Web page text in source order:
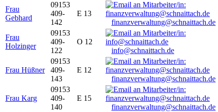
Frau
Gebhard
09153
409-
142
E 13
finanzverwaltung@schnaittach.de
Frau
Holzinger
09153
409-
122
O 12
info@schnaittach.de
Frau Hüßner
09153
409-
143
E 12
finanzverwaltung@schnaittach.de
Frau Karg
09153
409-
140
E 15
finanzverwaltung@schnaittach.de